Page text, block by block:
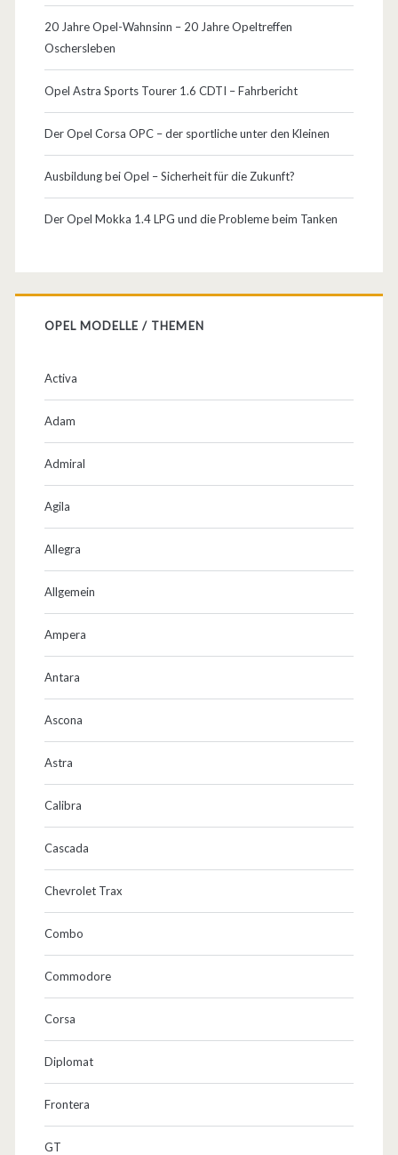
u
e
l
l
n
/
a
u
a
g
20 Jahre Opel-Wahnsinn – 20 Jahre Opeltreffen
Oschersleben
Opel Astra Sports Tourer 1.6 CDTI – Fahrbericht
Der Opel Corsa OPC – der sportliche unter den Kleinen
Ausbildung bei Opel – Sicherheit für die Zukunft?
Der Opel Mokka 1.4 LPG und die Probleme beim Tanken
OPEL MODELLE / THEMEN
Activa
Adam
Admiral
Agila
Allegra
Allgemein
Ampera
Antara
Ascona
Astra
Calibra
Cascada
Chevrolet Trax
Combo
Commodore
Corsa
Diplomat
Frontera
GT